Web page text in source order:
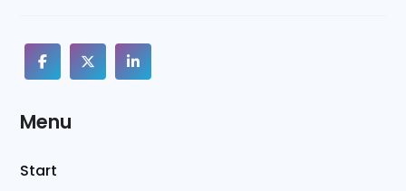
Menu
Start